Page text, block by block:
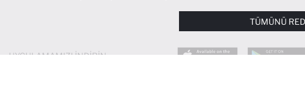
UYGULAMAMIZI İNDIRIN
TÜMÜNÜ